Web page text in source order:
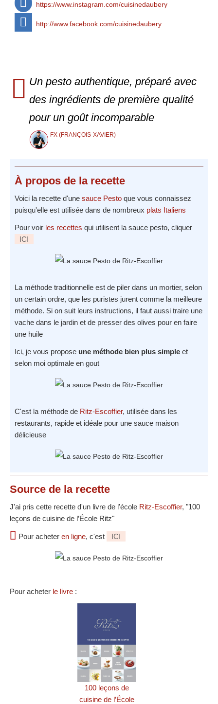
https://www.instagram.com/cuisinedaubery
http://www.facebook.com/cuisinedaubery
Un pesto authentique, préparé avec
des ingrédients de première qualité
pour un goût incomparable
FX (FRANÇOIS-XAVIER)
À propos de la recette
Voici la recette d'une sauce Pesto que vous connaissez
puisqu'elle est utilisée dans de nombreux plats Italiens
Pour voir les recettes qui utilisent la sauce pesto, cliquer
ICI
La méthode traditionnelle est de piler dans un mortier, selon
un certain ordre, que les puristes jurent comme la meilleure
méthode. Si on suit leurs instructions, il faut aussi traire une
vache dans le jardin et de presser des olives pour en faire
une huile
Ici, je vous propose une méthode bien plus simple et
selon moi optimale en gout
C'est la méthode de Ritz-Escoffier, utilisée dans les
restaurants, rapide et idéale pour une sauce maison
délicieuse
Source de la recette
J'ai pris cette recette d'un livre de l'école Ritz-Escoffier, "100
leçons de cuisine de l’École Ritz"
Pour acheter en ligne, c'est ICI
Pour acheter le livre :
100 leçons de
cuisine de l’École